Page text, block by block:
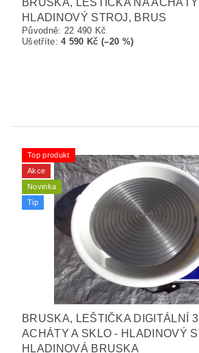
HLADINOVÝ STROJ, BRUS
Původně: 22 490 Kč
Ušetříte:4 590 Kč (–20 %)
Top produkt
Akce
Novinka
Tip
BRUSKA, LEŠTIČKA DIGITÁLNÍ
ACHÁTY A SKLO - HLADINOVÝ
HLADINOVÁ BRUSKA